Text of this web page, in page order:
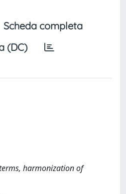
Scheda completa
(DC)
harmonization of